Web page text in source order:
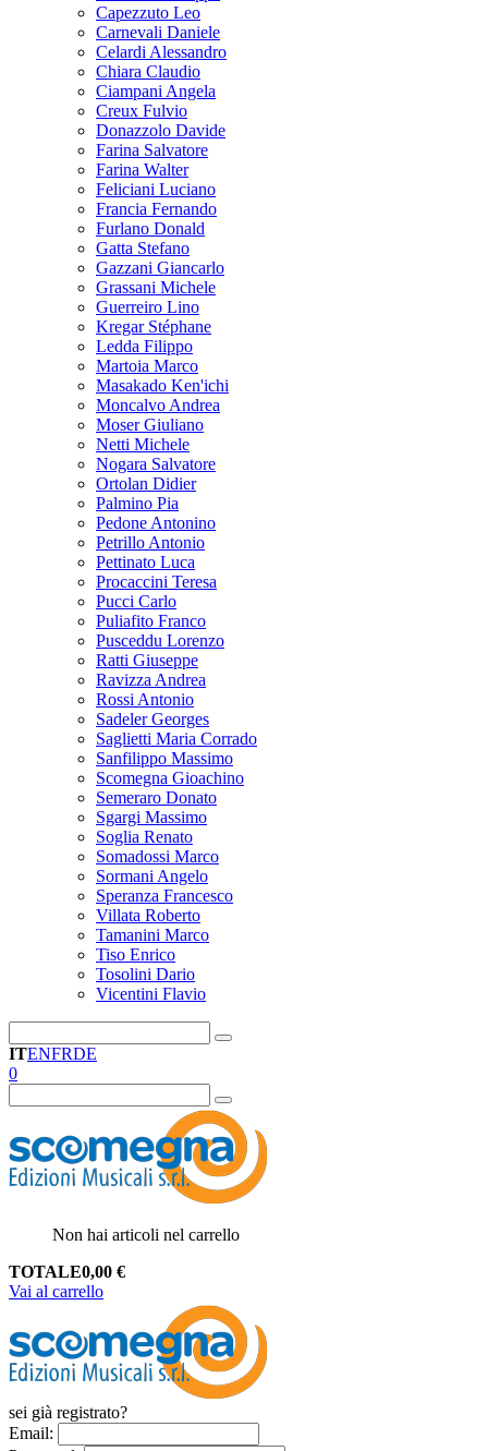
Capezzuto Leo
Carnevali Daniele
Celardi Alessandro
Chiara Claudio
Ciampani Angela
Creux Fulvio
Donazzolo Davide
Farina Salvatore
Farina Walter
Feliciani Luciano
Francia Fernando
Furlano Donald
Gatta Stefano
Gazzani Giancarlo
Grassani Michele
Guerreiro Lino
Kregar Stéphane
Ledda Filippo
Martoia Marco
Masakado Ken'ichi
Moncalvo Andrea
Moser Giuliano
Netti Michele
Nogara Salvatore
Ortolan Didier
Palmino Pia
Pedone Antonino
Petrillo Antonio
Pettinato Luca
Procaccini Teresa
Pucci Carlo
Puliafito Franco
Pusceddu Lorenzo
Ratti Giuseppe
Ravizza Andrea
Rossi Antonio
Sadeler Georges
Saglietti Maria Corrado
Sanfilippo Massimo
Scomegna Gioachino
Semeraro Donato
Sgargi Massimo
Soglia Renato
Somadossi Marco
Sormani Angelo
Speranza Francesco
Villata Roberto
Tamanini Marco
Tiso Enrico
Tosolini Dario
Vicentini Flavio
ITENFRDE
0
Non hai articoli nel carrello
TOTALE0,00 €
Vai al carrello
sei già registrato?
Email: